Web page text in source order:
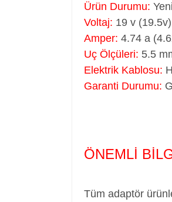
Ürün Durumu:
Voltaj: 19 v (19.5v)
Amper: 4.74 a
Uç Ölçüleri: 5.5
Elektrik Kablosu:
Garanti Durumu:
ÖNEMLİ
Tüm adaptör